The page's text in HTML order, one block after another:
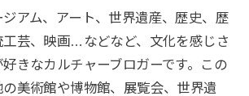
アム、アート、世界遺産、歴史、歴
工芸、映画…などなど、文化を感じさ
きなカルチャーブロガーです。この
美術館や博物館、展覧会、世界遺